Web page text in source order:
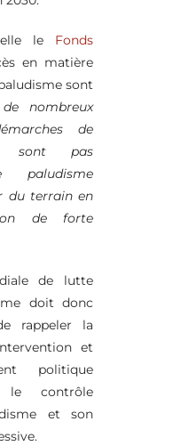
le Fonds
en matière
sont
nombreux
de
sont pas
paludisme
du terrain en
de forte
de lutte
doit donc
rappeler la
et
politique
le contrôle
et son